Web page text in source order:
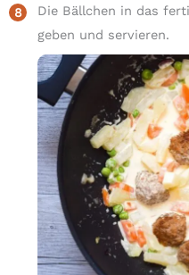
Die Bällchen in das
geben und servieren.